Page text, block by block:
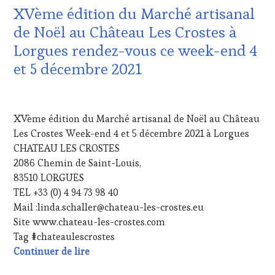
RESTAURATEUR,
CHEF,
CUISINIER,
ŒNOLOGUE,
SOMMELIER
SAINTE-
SPOT
BY,
TASTING
MOVIE,
VAR,
VIGNOBLES,
WINE
TASTING
VOUCHER,
WINE
TOURISM
FAME,
&
DÉGUSTATIONS,
WINE
TASTING,
MÉDIAS,
PRESSE
WEB,
OENOTOURISME,
PARTENAIRES
VIN
TOURISME,
PRODUCTEURS
TERROIR
RESTAURATEUR,
CHEF,
CUISINIER,
ŒNOLOGUE,
XVème édition du Marché artisanal
de Noël au Château Les Crostes à
Lorgues rendez-vous ce week-end 4
et 5 décembre 2021
2021
XVème édition du Marché artisanal de Noël au Château
Les Crostes Week-end 4 et 5 décembre 2021 à Lorgues
CHATEAU LES CROSTES
2086 Chemin de Saint-Louis,
83510 LORGUES
TEL +33 (0) 4 94 73 98 40
Mail :linda.schaller@chateau-les-crostes.eu
Site www.chateau-les-crostes.com
Tag #chateaulescrostes
Continuer de lireXVème édition du Marché artisanal de